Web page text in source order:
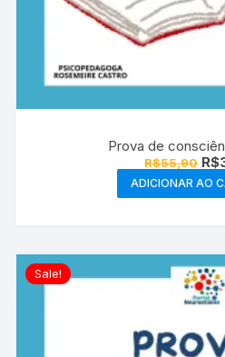
Prova de
R$55,90 O
era:
R$
ADICIONAR AO
Sale!